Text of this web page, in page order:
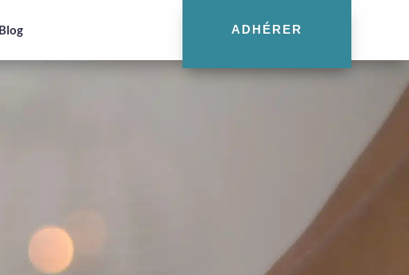
Blog ADHÉRER